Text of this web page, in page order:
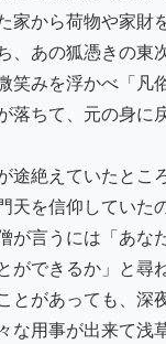
家から荷物や家財
、あの狐憑きの東
みを浮かべ「凡
ちて、元の身に
途絶えていたとこ
天を信仰していた
が言うには「あな
ができるか」と尋
とがあっても、深
な用事が出来て浅